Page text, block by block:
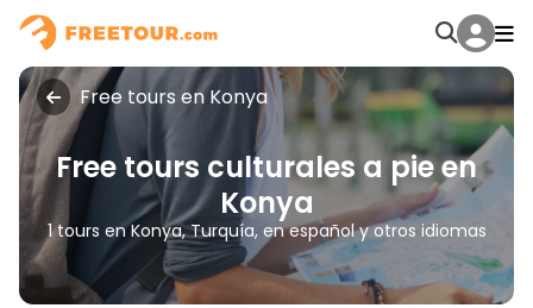
Free tours en Konya
Free tours culturales a pie en
Konya
1 tours en Konya, Turquía, en español y otros idiomas